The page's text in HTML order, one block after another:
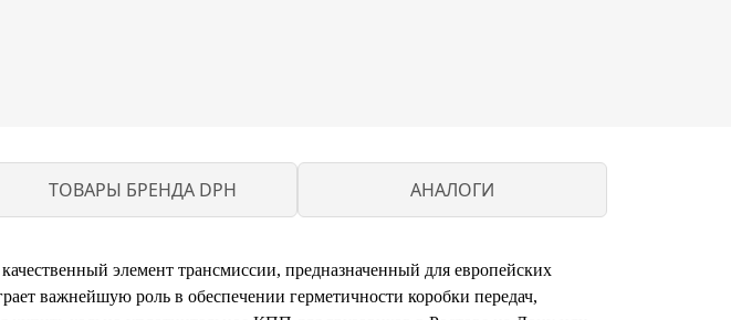
ТОВАРЫ БРЕНДА DPH АНАЛОГИ
элемент трансмиссии, предназначенный для европейских
важнейшую роль в обеспечении герметичности коробки передач,